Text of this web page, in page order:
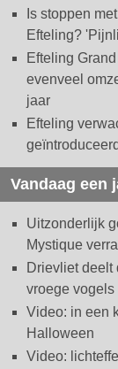
Is stoppen
Efteling?
Efteling
evenveel
jaar
Efteling
Vandaag een
Uitzonderlijk
Mystique
Drievliet deelt
vroege vogels
Video: in een
Halloween
Video: